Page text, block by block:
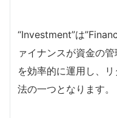
“Investment”は
ァイナンスが資金の
を効率的に運用し、
法の一つとなります。